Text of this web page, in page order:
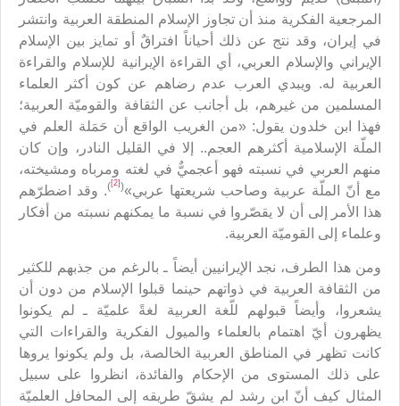
المرجعية الفكرية منذ أن تجاوز الإسلام المنطقة العربية وانتشر
في إيران، وقد نتج عن ذلك أحياناً افتراقٌ أو تمايز بين الإسلام
الإيراني والإسلام العربي، أي القراءة الإيرانية للإسلام والقراءة
العربية له. ويبدي العرب عدم رضاهم عن كون أكثر العلماء
المسلمين من غيرهم، بل أجانب عن الثقافة والقوميّة العربية؛
فهذا ابن خلدون يقول: «من الغريب الواقع أن حَمَلة العلم في
الملّة الإسلامية أكثرهم العجم.. إلا في القليل النادر، وإن كان
منهم العربي في نسبته فهو أعجميٌّ في لغته ومرباه ومشيخته،
مع أنّ الملّة عربية وصاحب شريعتها عربي»(
[2]
). وقد اضطرّهم
هذا الأمر إلى أن لا يقصّروا في نسبة ما يمكنهم نسبته من أفكار
وعلماء إلى القوميّة العربية.
ومن هذا الطرف، نجد الإيرانيين أيضاً ـ بالرغم من جذبهم للكثير
من الثقافة العربية في ذواتهم حينما قبلوا الإسلام من دون أن
يشعروا، وأيضاً قبولهم للّغة العربية لغةً علميّة ـ لم يكونوا
يظهرون أيّ اهتمام بالعلماء والميول الفكرية والقراءات التي
كانت تظهر في المناطق العربية الخالصة، بل ولم يكونوا يروها
على ذلك المستوى من الإحكام والفائدة، انظروا على سبيل
المثال كيف أنّ ابن رشد لم يشقّ طريقه إلى المحافل العلميّة